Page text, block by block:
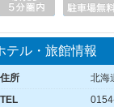
テル・旅館情報
住所
北海
TEL